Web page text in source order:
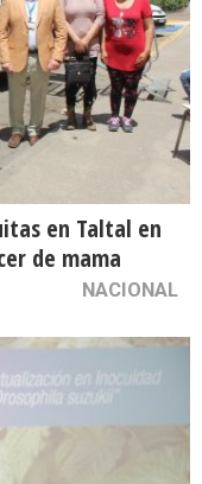
en Taltal en
de mama
NACIONAL